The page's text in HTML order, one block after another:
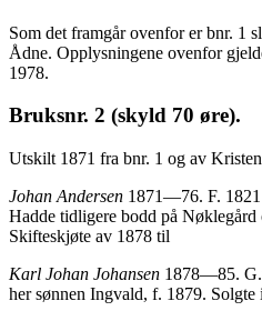
Som det framgår ovenfor er bnr. 1
Ådne. Opplysningene ovenfor
1978.
Bruksnr. 2 (skyld 70 øre).
Utskilt 1871 fra bnr. 1 og av
Johan Andersen 1871—76. F.
Hadde tidligere bodd på Nøklegård
Skifteskjøte av 1878 til
Karl Johan Johansen 1878—85.
her sønnen Ingvald, f. 1879.